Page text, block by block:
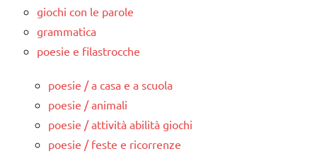
giochi con le parole
grammatica
poesie e filastrocche
poesie / a casa e a scuola
poesie / animali
poesie / attività abilità giochi
poesie / feste e ricorrenze